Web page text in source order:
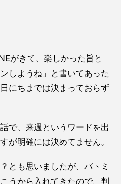
がきて、楽しかった旨と
しようね」と書いてあった
にちまでは決まっておらず
で、来週というワードを出
が明確には決めてません。
とも思いましたが、バトミ
うから入れてきたので、判